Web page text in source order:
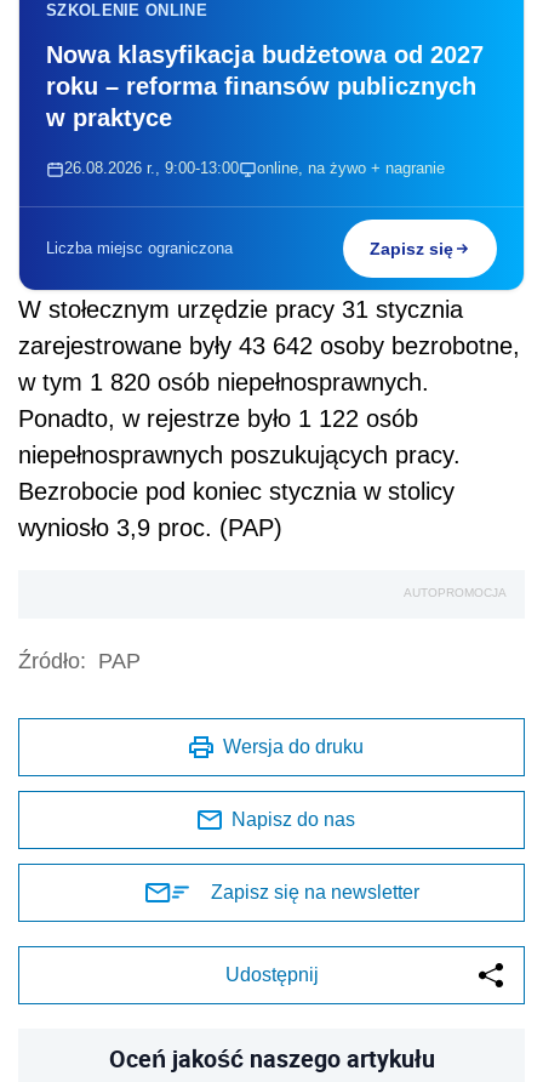
SZKOLENIE ONLINE
Nowa klasyfikacja budżetowa od 2027
roku – reforma finansów publicznych
w praktyce
26.08.2026 r., 9:00-13:00 online, na żywo + nagranie
Liczba miejsc ograniczona Zapisz się
W stołecznym urzędzie pracy 31 stycznia
zarejestrowane były 43 642 osoby bezrobotne,
w tym 1 820 osób niepełnosprawnych.
Ponadto, w rejestrze było 1 122 osób
niepełnosprawnych poszukujących pracy.
Bezrobocie pod koniec stycznia w stolicy
wyniosło 3,9 proc. (PAP)
AUTOPROMOCJA
Źródło: PAP
Wersja do druku
Napisz do nas
Zapisz się na newsletter
Udostępnij
Oceń jakość naszego artykułu